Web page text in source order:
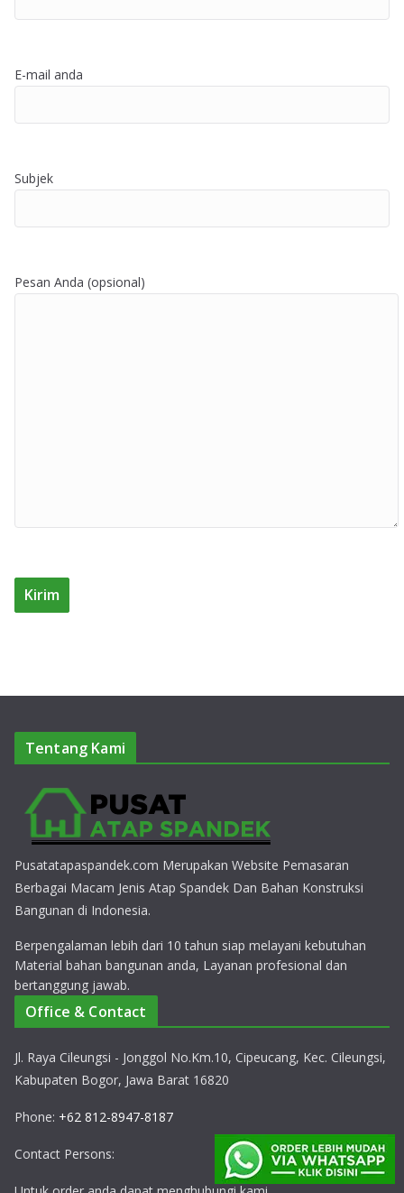
E-mail anda
Subjek
Pesan Anda (opsional)
Tentang Kami
Pusatatapaspandek.com Merupakan Website Pemasaran
Berbagai Macam Jenis Atap Spandek Dan Bahan Konstruksi
Bangunan di Indonesia.
Berpengalaman lebih dari 10 tahun siap melayani kebutuhan
Material bahan bangunan anda, Layanan profesional dan
bertanggung jawab.
Office & Contact
Jl. Raya Cileungsi - Jonggol No.Km.10, Cipeucang, Kec. Cileungsi,
Kabupaten Bogor, Jawa Barat 16820
Phone: +62 812-8947-8187
Contact Persons: